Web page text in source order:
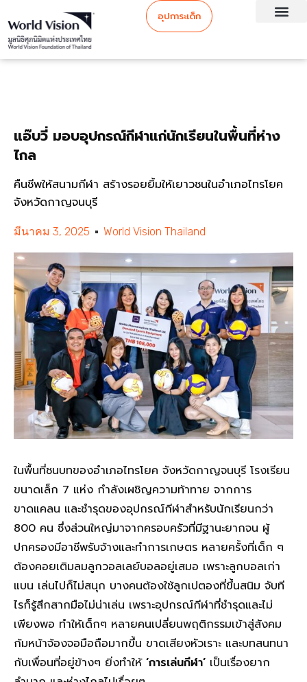
อุปการะเด็ก
แอ๊บวี่ มอบอุปกรณ์กีฬาแก่นักเรียนในพื้นที่ห่าง
ไกล
คืนชีพให้สนามกีฬา สร้างรอยยิ้มให้เยาวชนในอำเภอไทรโยค
จังหวัดกาญจนบุรี
มีนาคม 3, 2025 World Vision Thailand
ในพื้นที่ชนบทของอำเภอไทรโยค จังหวัดกาญจนบุรี โรงเรียน
ขนาดเล็ก 7 แห่ง กำลังเผชิญความท้าทาย จากการ
ขาดแคลน และชำรุดของอุปกรณ์กีฬาสำหรับนักเรียนกว่า
800 คน ซึ่งส่วนใหญ่มาจากครอบครัวที่มีฐานะยากจน ผู้
ปกครองมีอาชีพรับจ้างและทำการเกษตร หลายครั้งที่เด็ก ๆ
ต้องคอยเติมลมลูกวอลเลย์บอลอยู่เสมอ เพราะลูกบอลเก่า
แบน เล่นไปก็ไม่สนุก บางคนต้องใช้ลูกเปตองที่ขึ้นสนิม จับที
ไรก็รู้สึกสากมือไม่น่าเล่น เพราะอุปกรณ์กีฬาที่ชำรุดและไม่
เพียงพอ ทำให้เด็กๆ หลายคนเปลี่ยนพฤติกรรมเข้าสู่สังคม
ก้มหน้าจ้องจอมือถือมากขึ้น ขาดเสียงหัวเราะ และบทสนทนา
กับเพื่อนที่อยู่ข้างๆ ยิ่งทำให้ ‘การเล่นกีฬา’ เป็นเรื่องยาก